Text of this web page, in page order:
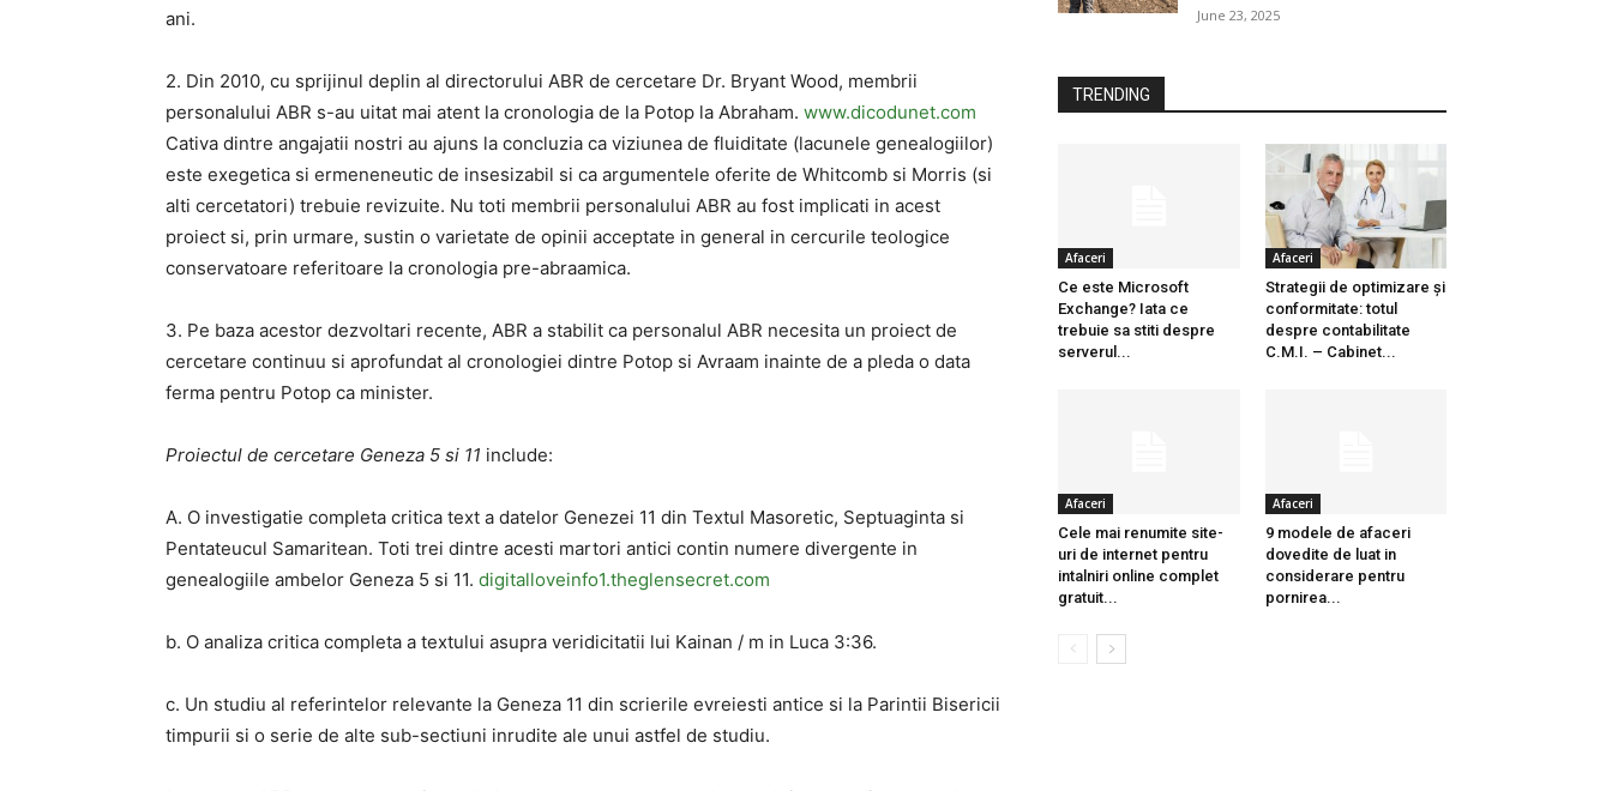
ani.
2. Din 2010, cu sprijinul deplin al directorului ABR de cercetare Dr. Bryant Wood, membrii
personalului ABR s-au uitat mai atent la cronologia de la Potop la Abraham. www.dicodunet.com
Cativa dintre angajatii nostri au ajuns la concluzia ca viziunea de fluiditate (lacunele genealogiilor)
este exegetica si ermeneneutic de insesizabil si ca argumentele oferite de Whitcomb si Morris (si
alti cercetatori) trebuie revizuite. Nu toti membrii personalului ABR au fost implicati in acest
proiect si, prin urmare, sustin o varietate de opinii acceptate in general in cercurile teologice
conservatoare referitoare la cronologia pre-abraamica.
3. Pe baza acestor dezvoltari recente, ABR a stabilit ca personalul ABR necesita un proiect de
cercetare continuu si aprofundat al cronologiei dintre Potop si Avraam inainte de a pleda o data
ferma pentru Potop ca minister.
Proiectul de cercetare Geneza 5 si 11 include:
A. O investigatie completa critica text a datelor Genezei 11 din Textul Masoretic, Septuaginta si
Pentateucul Samaritean. Toti trei dintre acesti martori antici contin numere divergente in
genealogiile ambelor Geneza 5 si 11. digitalloveinfo1.theglensecret.com
b. O analiza critica completa a textului asupra veridicitatii lui Kainan / m in Luca 3:36.
c. Un studiu al referintelor relevante la Geneza 11 din scrierile evreiesti antice si la Parintii Bisericii
timpurii si o serie de alte sub-sectiuni inrudite ale unui astfel de studiu.
June 23, 2025
TRENDING
Afaceri
Ce este Microsoft
Exchange? Iata ce
trebuie sa stiti despre
serverul...
Afaceri
Strategii de optimizare și
conformitate: totul
despre contabilitate
C.M.I. – Cabinet...
Afaceri
Cele mai renumite site-
uri de internet pentru
intalniri online complet
gratuit...
Afaceri
9 modele de afaceri
dovedite de luat in
considerare pentru
pornirea...